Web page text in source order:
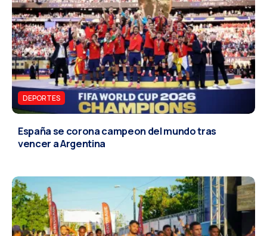
DEPORTES
España se corona campeon del mundo tras
vencer a Argentina